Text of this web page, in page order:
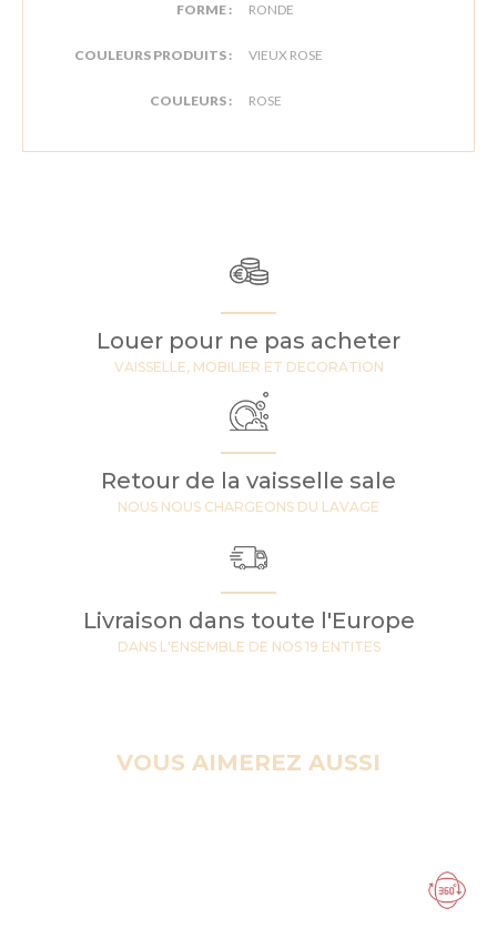
FORME : RONDE
COULEURS PRODUITS : VIEUX ROSE
COULEURS : ROSE
Louer pour ne pas acheter
VAISSELLE, MOBILIER ET DECORATION
Retour de la vaisselle sale
NOUS NOUS CHARGEONS DU LAVAGE
Livraison dans toute l'Europe
DANS L'ENSEMBLE DE NOS 19 ENTITES
VOUS AIMEREZ AUSSI